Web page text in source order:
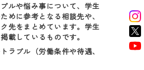
ルや悩み事について、学生
めに参考となる相談先や、
先をまとめています。学生
載しているものです。
ラブル（労働条件や待遇、